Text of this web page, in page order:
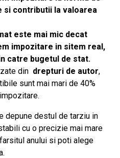
si contributii la valoarea
este mai mic decat
impozitare in sitem real,
catre bugetul de stat.
din drepturi de autor,
sunt mai mari de 40%
depune destul de tarziu in
cu o precizie mai mare
anului si poti alege